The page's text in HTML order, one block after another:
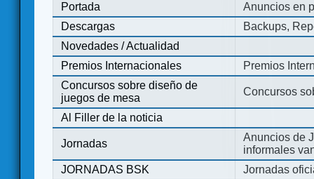
Portada
Anuncios en
Descargas
Backups,
Novedades / Actualidad
Premios Internacionales
Premios
Concursos sobre diseño de
juegos de mesa
Concursos
Al Filler de la noticia
Jornadas
Anuncios de
informales
JORNADAS BSK
Jornadas